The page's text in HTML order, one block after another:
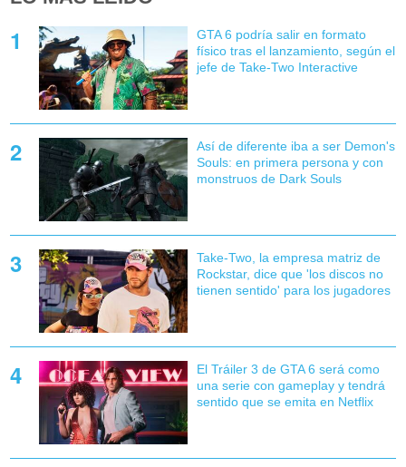
GTA 6 podría salir en formato
físico tras el lanzamiento, según el
jefe de Take-Two Interactive
Así de diferente iba a ser Demon's
Souls: en primera persona y con
monstruos de Dark Souls
Take-Two, la empresa matriz de
Rockstar, dice que 'los discos no
tienen sentido' para los jugadores
El Tráiler 3 de GTA 6 será como
una serie con gameplay y tendrá
sentido que se emita en Netflix